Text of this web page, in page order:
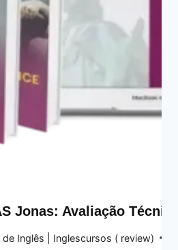
Jonas: Avaliação
Inglês | Inglescursos ( review)